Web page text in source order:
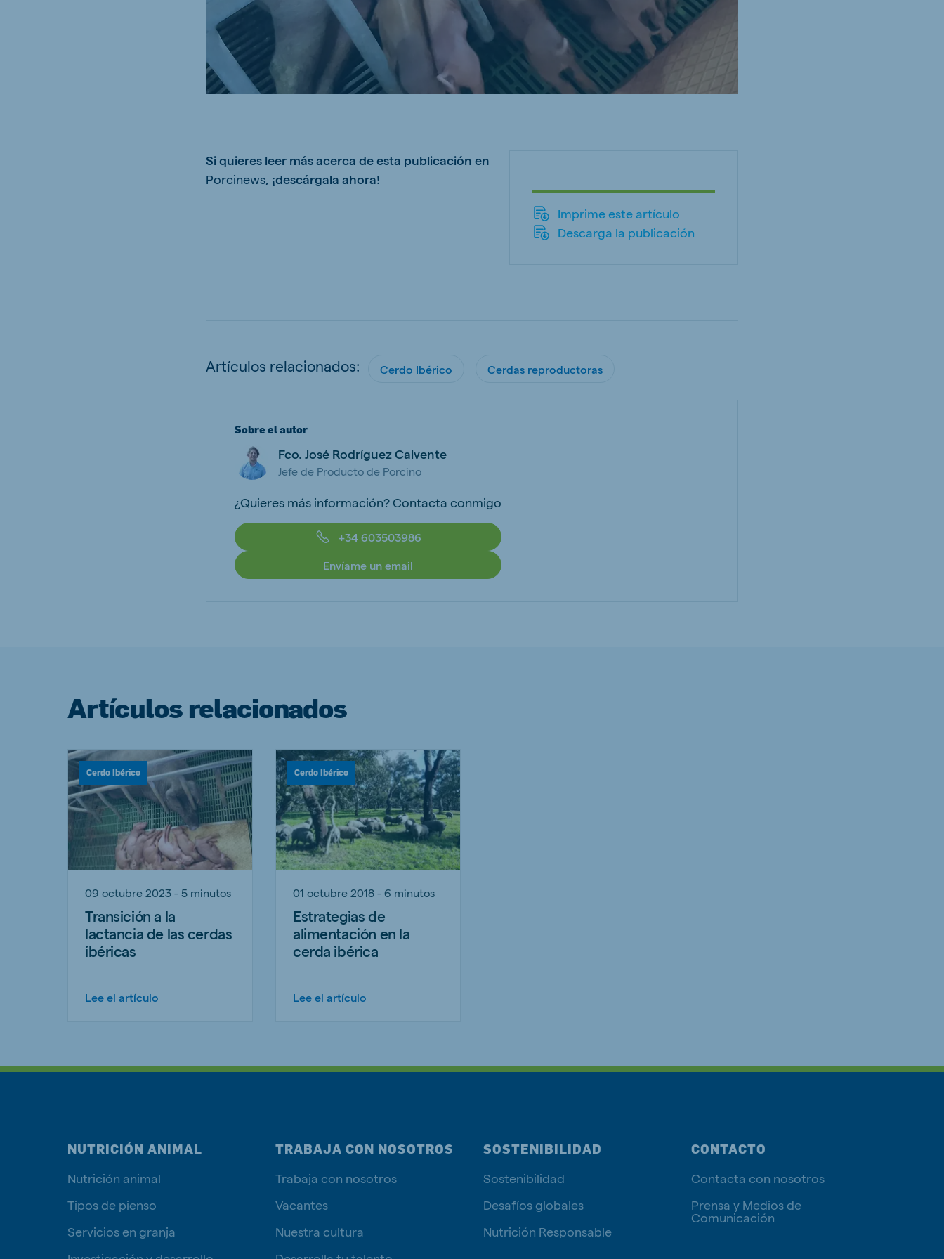
Imprime este artículo
Descarga la publicación
Si quieres leer más acerca de esta publicación en
Porcinews, ¡descárgala ahora!
Artículos relacionados: Cerdo Ibérico Cerdas reproductoras
Sobre el autor
Fco. José Rodríguez Calvente
Jefe de Producto de Porcino
¿Quieres más información? Contacta conmigo
+34 603503986
Envíame un email
Artículos relacionados
Cerdo Ibérico
09 octubre 2023 - 5 minutos
Transición a la
lactancia de las cerdas
ibéricas
Lee el artículo
Cerdo Ibérico
01 octubre 2018 - 6 minutos
Estrategias de
alimentación en la
cerda ibérica
Lee el artículo
NUTRICIÓN ANIMAL
Nutrición animal
Tipos de pienso
Servicios en granja
TRABAJA CON NOSOTROS
Trabaja con nosotros
Vacantes
Nuestra cultura
SOSTENIBILIDAD
Sostenibilidad
Desafíos globales
Nutrición Responsable
CONTACTO
Contacta con nosotros
Prensa y Medios de
Comunicación
Ukraine (Koudijs)
Ukrainian
Russia (Koudijs)
Russian